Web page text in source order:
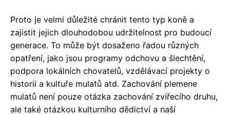
Proto je velmi důležité chránit tento typ koně a
zajistit jejich dlouhodobou udržitelnost pro budoucí
generace. To může být dosaženo řadou různých
opatření, jako jsou programy odchovu a šlechtění,
podpora lokálních chovatelů, vzdělávací projekty o
historii a kultuře mulatů atd. Zachování plemene
mulatů není pouze otázka zachování zvířecího druhu,
ale také otázkou kulturního dědictví a naší